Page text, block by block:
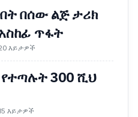
በሰው ልጅ ታሪክ
ጥፋት
እይታዎች
300 ሺህ
እይታዎች